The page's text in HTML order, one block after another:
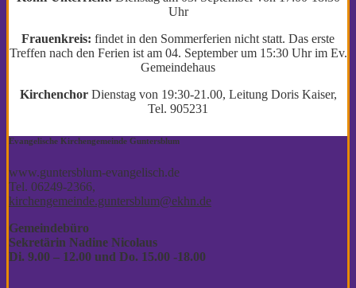
Uhr
Frauenkreis: findet in den Sommerferien nicht statt. Das erste
Treffen nach den Ferien ist am 04. September um 15:30 Uhr im Ev.
Gemeindehaus
Kirchenchor Dienstag von 19:30-21.00, Leitung Doris Kaiser,
Tel. 905231
Evangelische Kirchengemeinde Guntersblum
www.guntersblum-evangelisch.de
Tel. 06249-2366,
kirchengemeinde.guntersblum@ekhn.de
Gemeindebüro
Sekretärin Nadine Nicolaus
Di. 9.00 – 12.00 und Do. 15.00 -18.00